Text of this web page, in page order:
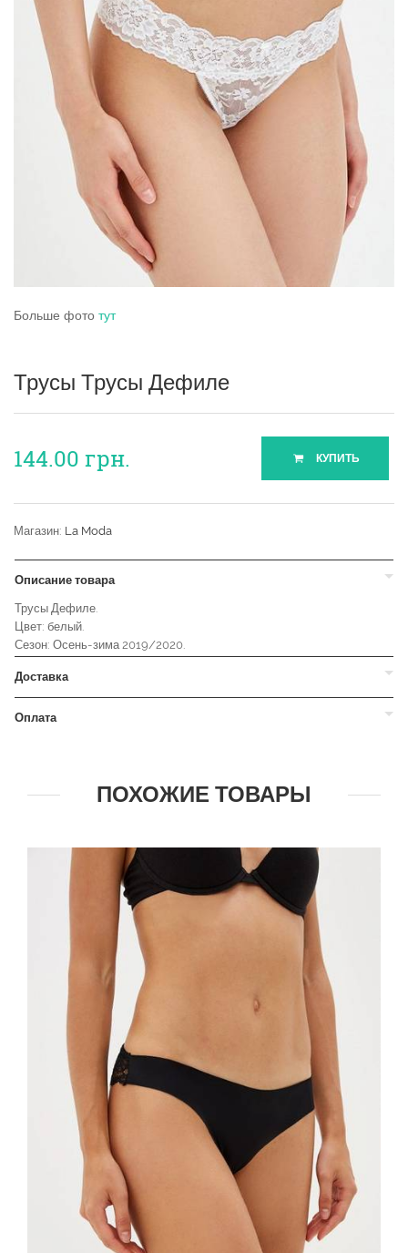
Больше фото тут
Трусы Трусы Дефиле
144.00 грн. КУПИТЬ
Магазин: La Moda
Описание товара
Трусы Дефиле.
Цвет: белый.
Сезон: Осень-зима 2019/2020.
Доставка
Оплата
ПОХОЖИЕ ТОВАРЫ